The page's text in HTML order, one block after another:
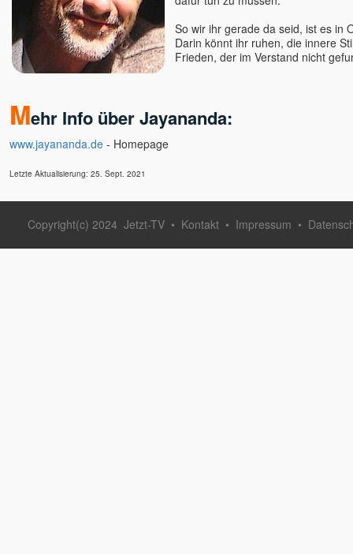
So wir ihr gerade da seid, ist es in
Darin könnt ihr ruhen, die innere
Frieden, der im Verstand nicht
Mehr Info über Jayananda:
www.jayananda.de - Homepage
Letzte Aktualisierung: 25. Sept. 2021
Copyright(c) 2024 Jetzt-TV • Kontakt • Impressum •